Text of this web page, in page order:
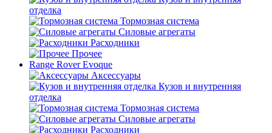
отделка
Тормозная система
Силовые агрегаты
Расходники
Прочее
Range Rover Evoque
Аксессуары
Кузов и внутренняя
отделка
Тормозная система
Силовые агрегаты
Расходники